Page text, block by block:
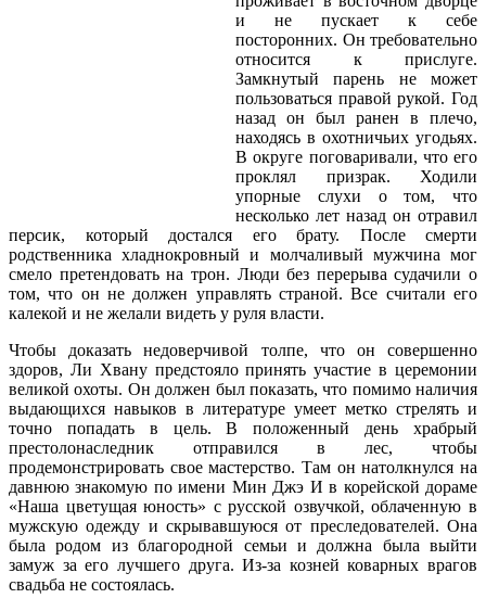
и не пускает к себе
посторонних. Он требовательно
относится к прислуге.
Замкнутый парень не может
пользоваться правой рукой. Год
назад он был ранен в плечо,
находясь в охотничьих угодьях.
В округе поговаривали, что его
проклял призрак. Ходили
упорные слухи о том, что
несколько лет назад он отравил
персик, который достался его брату. После смерти
родственника хладнокровный и молчаливый мужчина мог
смело претендовать на трон. Люди без перерыва судачили о
том, что он не должен управлять страной. Все считали его
калекой и не желали видеть у руля власти.
Чтобы доказать недоверчивой толпе, что он совершенно
здоров, Ли Хвану предстояло принять участие в церемонии
великой охоты. Он должен был показать, что помимо наличия
выдающихся навыков в литературе умеет метко стрелять и
точно попадать в цель. В положенный день храбрый
престолонаследник отправился в лес, чтобы
продемонстрировать свое мастерство. Там он натолкнулся на
давнюю знакомую по имени Мин Джэ И в корейской дораме
«Наша цветущая юность» с русской озвучкой, облаченную в
мужскую одежду и скрывавшуюся от преследователей. Она
была родом из благородной семьи и должна была выйти
замуж за его лучшего друга. Из-за козней коварных врагов
свадьба не состоялась.